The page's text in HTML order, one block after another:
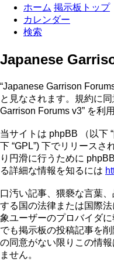
ホーム 掲示板トップ
カレンダー
検索
Japanese
“Japanese Garrison
と見なされます。規約に
Garrison Forums v3” を利
当サイトは phpBB （以下
下 “GPL”) 下でリリースさ
り円滑に行うために
る詳細な情報を知るには
口汚い記事、猥褻な言葉
する国の法律または国際
象ユーザーのプロバイダ
でも掲示板の投稿記事を
の同意がない限りこの情
ません。